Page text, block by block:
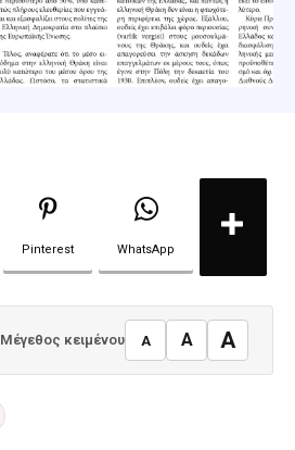
Pinterest WhatsApp
Μέγεθος κειμένου A A A